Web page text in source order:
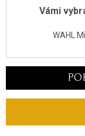
Vámi
WAHL